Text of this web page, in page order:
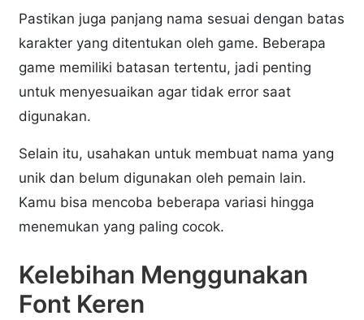
Pastikan juga panjang nama sesuai dengan batas
karakter yang ditentukan oleh game. Beberapa
game memiliki batasan tertentu, jadi penting
untuk menyesuaikan agar tidak error saat
digunakan.
Selain itu, usahakan untuk membuat nama yang
unik dan belum digunakan oleh pemain lain.
Kamu bisa mencoba beberapa variasi hingga
menemukan yang paling cocok.
Kelebihan Menggunakan
Font Keren